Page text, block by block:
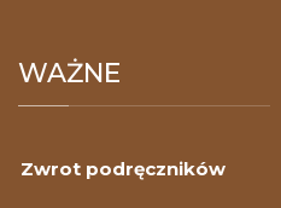
WAŻNE
Zwrot podręczników